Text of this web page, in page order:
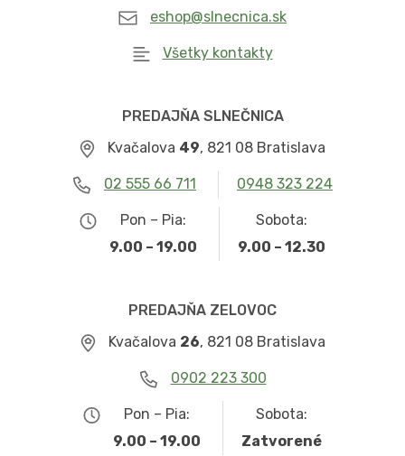
eshop@slnecnica.sk
Všetky kontakty
PREDAJŇA SLNEČNICA
Kvačalova 49, 821 08 Bratislava
02 555 66 711 0948 323 224
Pon – Pia:
9.00 – 19.00
Sobota:
9.00 – 12.30
PREDAJŇA ZELOVOC
Kvačalova 26, 821 08 Bratislava
0902 223 300
Pon – Pia:
9.00 – 19.00
Sobota:
Zatvorené